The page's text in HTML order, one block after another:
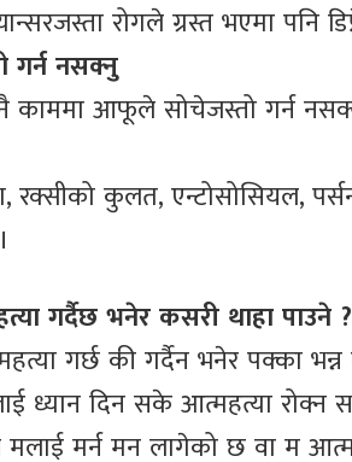
रोगले ग्रस्त भएमा पनि
गर्न नसक्नु
काममा आफूले सोचेजस्तो गर्न
रक्सीको कुलत, एन्टोसोसियल,
गर्दैछ भनेर कसरी थाहा पाउने ?
गर्छ की गर्दैन भनेर पक्का
ध्यान दिन सके आत्महत्या रोक्न
मर्न मन लागेको छ वा म